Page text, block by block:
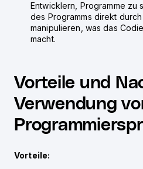
Entwicklern, Programme zu
des Programms direkt
manipulieren, was das
macht.
Vorteile und
Verwendung
Vorteile: